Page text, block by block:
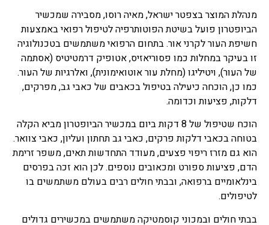
מנהלת המוצר בצפטר ישראל, מאיה רוסו, מסבירה שמכשיר
הביופטרון פועל בשיטת הפוטותרפיה לטיפול רפואי באמצעות
חשיפת העור לקרני אור. בתחום הרפואי משתמשים בטכנולוגיה
זו בעיקר במחלות כמו פסוריאזיס, אטופיק דרמטיטיס (אסתמה
של העור), ויטיליגו (מחלת עור אוטואימונית), ואלרגיות של העור.
כמו כן, הוכחה כיעילה בטיפול בכאבים של כאבי גב, מפרקים,
דלקות, פציעות וכדומה.
הוכח שטיפול של 8 דקות ביום במכשיר הביופטרון מביא הקלה
בטוחה בכאבי דלקות פרקים, כאבי גב תחתון ועליון, כאבי צוואר.
הוא גם מזרז ריפוי פצעים, מעודד התחדשות תאים, משפר זרימת
הדם, פציעות ספורט ומכאובים נוספים. לכן הוא זכה בפרסים
בינלאומיים ברפואה, ובבתי חולים רבים בעולם משתמשים בו
לטיפולים.
בבתי חולים ובמכוני קוסמטיקה משתמשים במכשירים גדולים